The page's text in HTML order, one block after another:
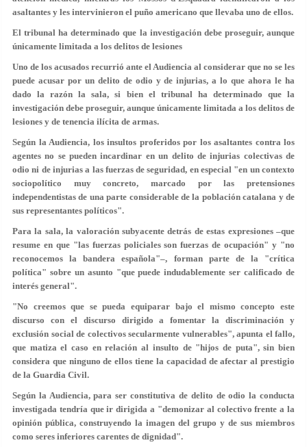
asaltantes y les intervinieron el puño americano que llevaba uno de ellos.
El tribunal ha determinado que la investigación debe proseguir, aunque
únicamente limitada a los delitos de lesiones
Uno de los acusados recurrió ante el Audiencia al considerar que no se les
puede acusar por un delito de odio y de injurias, a lo que ahora le ha
dado la razón la sala, si bien el tribunal ha determinado que la
investigación debe proseguir, aunque únicamente limitada a los delitos de
lesiones y de tenencia ilícita de armas.
Según la Audiencia, los insultos proferidos por los asaltantes contra los
agentes no se pueden incardinar en un delito de injurias colectivas de
odio ni de injurias a las fuerzas de seguridad, en especial "en un contexto
sociopolítico muy concreto, marcado por las pretensiones
independentistas de una parte considerable de la población catalana y de
sus representantes políticos".
Para la sala, la valoración subyacente detrás de estas expresiones –que
resume en que "las fuerzas policiales son fuerzas de ocupación" y "no
reconocemos la bandera española"–, forman parte de la "crítica
política" sobre un asunto "que puede indudablemente ser calificado de
interés general".
"No creemos que se pueda equiparar bajo el mismo concepto este
discurso con el discurso dirigido a fomentar la discriminación y
exclusión social de colectivos secularmente vulnerables", apunta el fallo,
que matiza el caso en relación al insulto de "hijos de puta", sin bien
considera que ninguno de ellos tiene la capacidad de afectar al prestigio
de la Guardia Civil.
Según la Audiencia, para ser constitutiva de delito de odio la conducta
investigada tendría que ir dirigida a "demonizar al colectivo frente a la
opinión pública, construyendo la imagen del grupo y de sus miembros
como seres inferiores carentes de dignidad".